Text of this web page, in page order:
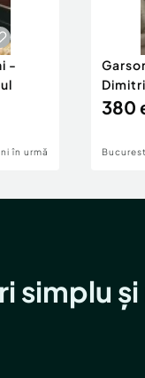
-
în urmă
380
simplu